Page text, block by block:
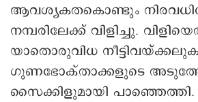
ആവശ്യകതകൊണ്ടും
നമ്പരിലേക്ക് വിളിച്ചു.
യാതൊരുവിധ
ഗുണഭോക്താക്കളുടെ
സൈക്കിളുമായി